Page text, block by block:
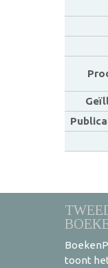
toont